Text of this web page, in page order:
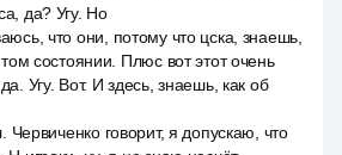
да? Угу. Но
что они, потому что цска, знаешь,
состоянии. Плюс вот этот очень
Угу. Вот. И здесь, знаешь, как об
Червиченко говорит, я допускаю, что